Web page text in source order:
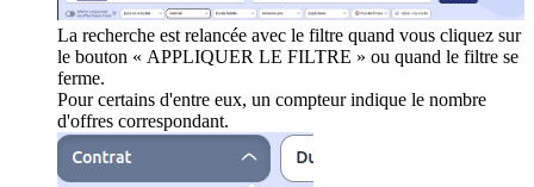
La recherche est relancée avec le filtre quand vous cliquez sur
le bouton « APPLIQUER LE FILTRE » ou quand le filtre se
ferme.
Pour certains d'entre eux, un compteur indique le nombre
d'offres correspondant.